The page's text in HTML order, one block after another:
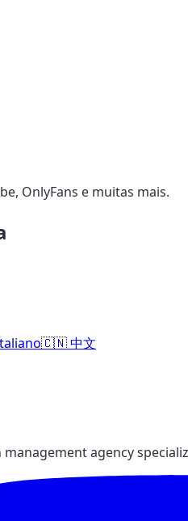
OnlyFans e muitas mais.
🇨🇳 中文
agency